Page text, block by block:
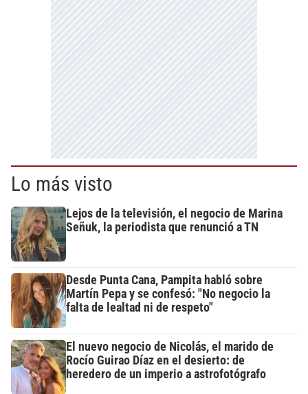
Lo más visto
Lejos de la televisión, el negocio de Marina
Señuk, la periodista que renunció a TN
Desde Punta Cana, Pampita habló sobre
Martín Pepa y se confesó: "No negocio la
falta de lealtad ni de respeto"
El nuevo negocio de Nicolás, el marido de
Rocío Guirao Díaz en el desierto: de
heredero de un imperio a astrofotógrafo